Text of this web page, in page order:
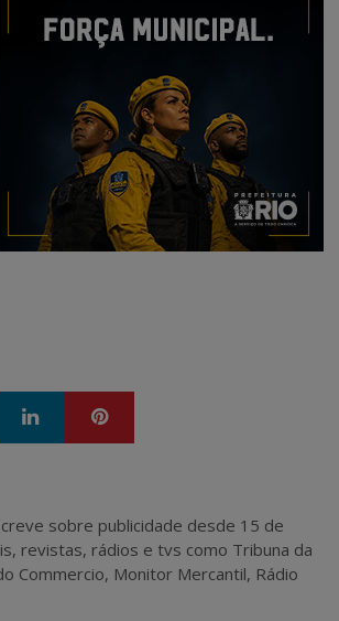
LinkedIn
sobre publicidade desde 15 de
revistas, rádios e tvs como Tribuna da
Commercio, Monitor Mercantil, Rádio